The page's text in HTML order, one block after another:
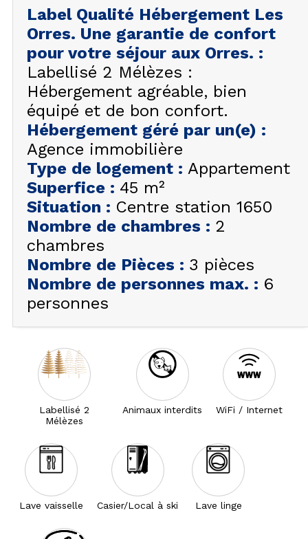
ÉTÉ
HIVER
FR EN
+33 (0)4 92 44 19 17
Label Qualité Hébergement Les
Orres. Une garantie de confort
pour votre séjour aux Orres. :
Labellisé 2 Mélèzes :
Hébergement agréable, bien
équipé et de bon confort.
Hébergement géré par un(e) :
Agence immobilière
Type de logement : Appartement
Superfice : 45 m²
Situation : Centre station 1650
Nombre de chambres : 2
chambres
Nombre de Pièces : 3 pièces
Nombre de personnes max. : 6
personnes
Labellisé 2
Mélèzes
Animaux interdits WiFi / Internet
Lave vaisselle Casier/Local à ski Lave linge